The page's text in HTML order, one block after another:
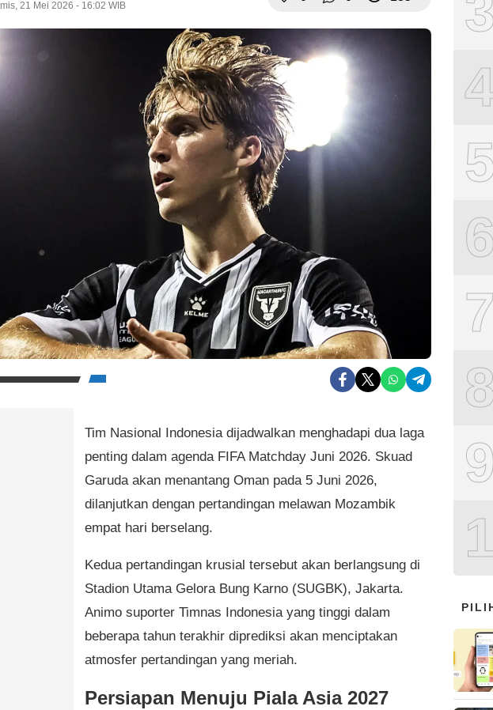
21 Mei 2026 - 16:02 WIB
Tim Nasional Indonesia dijadwalkan menghadapi dua laga
penting dalam agenda FIFA Matchday Juni 2026. Skuad
Garuda akan menantang Oman pada 5 Juni 2026,
dilanjutkan dengan pertandingan melawan Mozambik
empat hari berselang.
Kedua pertandingan krusial tersebut akan berlangsung di
Stadion Utama Gelora Bung Karno (SUGBK), Jakarta.
Animo suporter Timnas Indonesia yang tinggi dalam
beberapa tahun terakhir diprediksi akan menciptakan
atmosfer pertandingan yang meriah.
Persiapan Menuju Piala Asia 2027